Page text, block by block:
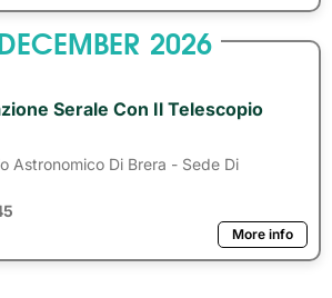
2026
Serale Con Il Telescopio
Astronomico Di Brera - Sede Di
More info